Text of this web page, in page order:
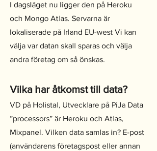
I dagsläget nu ligger den på Heroku
och Mongo Atlas. Servarna är
lokaliserade på Irland EU-west Vi kan
välja var datan skall sparas och välja
andra företag om så önskas.
Vilka har åtkomst till data?
VD på Holistal, Utvecklare på PiJa Data
”processors” är Heroku och Atlas,
Mixpanel. Vilken data samlas in? E-post
(användarens företagspost eller annan